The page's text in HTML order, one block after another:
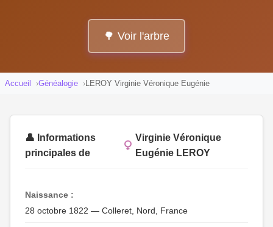
🌳 Voir l'arbre
Accueil Généalogie LEROY Virginie Véronique Eugénie
👤 Informations
principales de
Virginie Véronique
Eugénie LEROY
Naissance :
28 octobre 1822 — Colleret, Nord, France